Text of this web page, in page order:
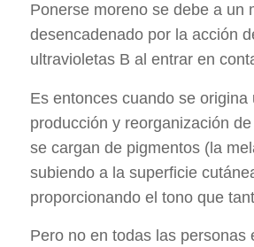
Ponerse moreno se debe a un
desencadenado por la acción
ultravioletas B al entrar en
Es entonces cuando se origina
producción y reorganización
se cargan de pigmentos (la
subiendo a la superficie
proporcionando el tono que
Pero no en todas las personas